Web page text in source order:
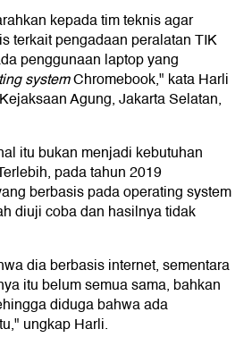
kepada tim teknis agar
terkait pengadaan peralatan TIK
penggunaan laptop yang
systemChromebook," kata Harli
Agung, Jakarta Selatan,
itu bukan menjadi kebutuhan
pada tahun 2019
berbasis pada operating system
diuji coba dan hasilnya tidak
dia berbasis internet, sementara
itu belum semua sama, bahkan
diduga bahwa ada
ungkap Harli.